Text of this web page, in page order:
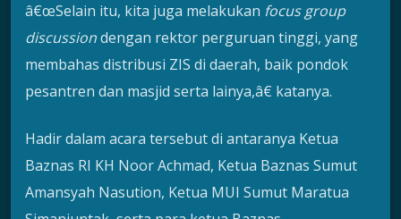
â€œSelain itu, kita juga melakukan focusgroup
discussiondengan rektor perguruan tinggi, yang
membahas distribusi ZIS di daerah, baik pondok
pesantren dan masjid serta lainya,â€ katanya.
Hadir dalam acara tersebut di antaranya Ketua
Baznas RI KH Noor Achmad, Ketua Baznas Sumut
Amansyah Nasution, Ketua MUI Sumut Maratua